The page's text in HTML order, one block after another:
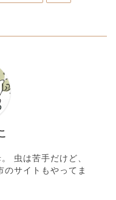
虫は苦手だけど、
サイトもやってま